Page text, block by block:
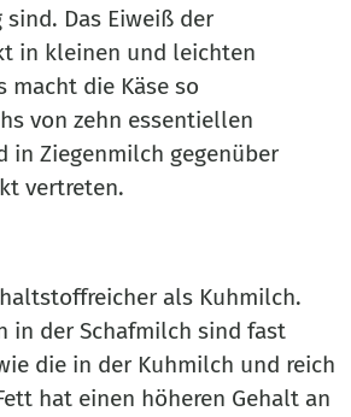
Das Eiweiß der
in kleinen und leichten
macht die Käse so
von zehn essentiellen
in Ziegenmilch gegenüber
vertreten.
als Kuhmilch.
in der Schafmilch sind fast
die in der Kuhmilch und reich
hat einen höheren Gehalt an